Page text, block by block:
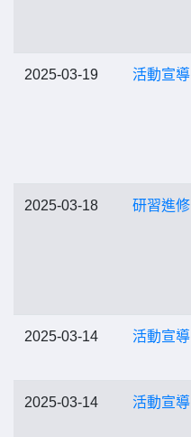
2025-03-19 活動宣導
2025-03-18 研習進修
2025-03-14 活動宣導
2025-03-14 活動宣導